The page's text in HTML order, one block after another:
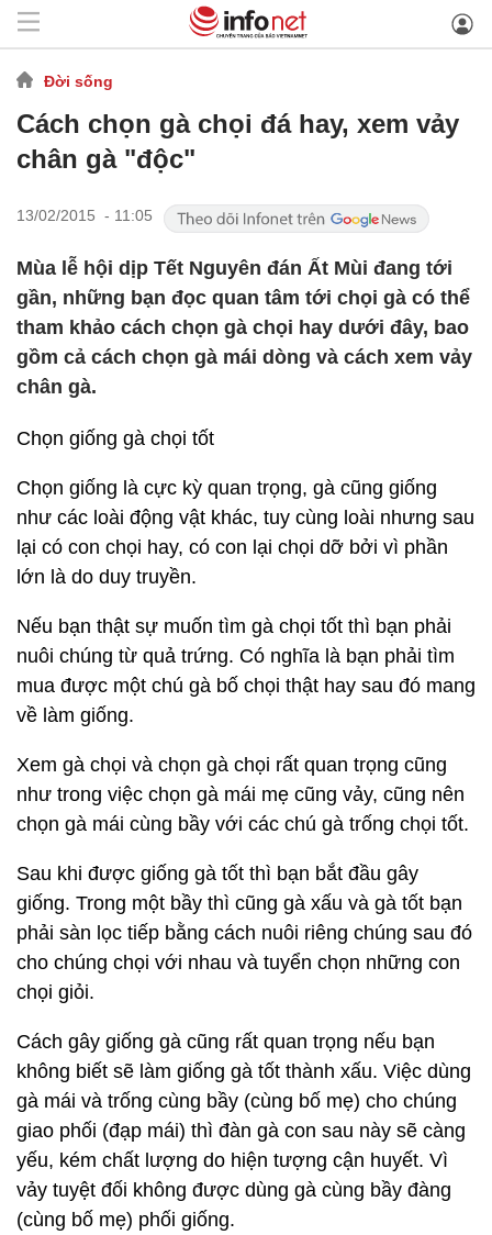
Đời sống
Cách chọn gà chọi đá hay, xem vảy
chân gà "độc"
13/02/2015 - 11:05
Mùa lễ hội dịp Tết Nguyên đán Ất Mùi đang tới
gần, những bạn đọc quan tâm tới chọi gà có thể
tham khảo cách chọn gà chọi hay dưới đây, bao
gồm cả cách chọn gà mái dòng và cách xem vảy
chân gà.
Chọn giống gà chọi tốt
Chọn giống là cực kỳ quan trọng, gà cũng giống
như các loài động vật khác, tuy cùng loài nhưng sau
lại có con chọi hay, có con lại chọi dỡ bởi vì phần
lớn là do duy truyền.
Nếu bạn thật sự muốn tìm gà chọi tốt thì bạn phải
nuôi chúng từ quả trứng. Có nghĩa là bạn phải tìm
mua được một chú gà bố chọi thật hay sau đó mang
về làm giống.
Xem gà chọi và chọn gà chọi rất quan trọng cũng
như trong việc chọn gà mái mẹ cũng vảy, cũng nên
chọn gà mái cùng bầy với các chú gà trống chọi tốt.
Sau khi được giống gà tốt thì bạn bắt đầu gây
giống. Trong một bầy thì cũng gà xấu và gà tốt bạn
phải sàn lọc tiếp bằng cách nuôi riêng chúng sau đó
cho chúng chọi với nhau và tuyển chọn những con
chọi giỏi.
Cách gây giống gà cũng rất quan trọng nếu bạn
không biết sẽ làm giống gà tốt thành xấu. Việc dùng
gà mái và trống cùng bầy (cùng bố mẹ) cho chúng
giao phối (đạp mái) thì đàn gà con sau này sẽ càng
yếu, kém chất lượng do hiện tượng cận huyết. Vì
vảy tuyệt đối không được dùng gà cùng bầy đàng
(cùng bố mẹ) phối giống.